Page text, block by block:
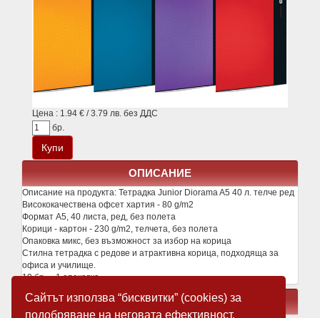
Сайтът използва “бисквитки” (cookies) за
подобряване на неговата ефективност.
Цена : 1.94 € / 3.79 лв. без ДДС
бр.
ОПИСАНИЕ
Описание на продукта: Тетрадка Junior Diorama A5 40 л. телче ред
Висококачествена офсет хартия - 80 g/m2
Формат А5, 40 листа, ред, без полета
Корици - картон - 230 g/m2, телчета, без полета
Опаковка микс, без възможност за избор на корица
Стилна тетрадка с редове и атрактивна корица, подходяща за
офиса и училище.
10 бр. = 1 опаковка
СВЪРЗАНИ ПРОДУКТИ